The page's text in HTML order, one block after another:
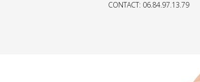
CONTACT: 06.84.97.13.79